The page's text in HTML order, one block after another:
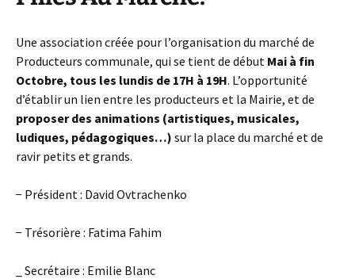
Une association créée pour l’organisation du marché de
Producteurs communale, qui se tient de début Mai à fin
Octobre, tous les lundis de 17H à 19H. L’opportunité
d’établir un lien entre les producteurs et la Mairie, et de
proposer des animations (artistiques, musicales,
ludiques, pédagogiques…) sur la place du marché et de
ravir petits et grands.
− Président : David Ovtrachenko
− Trésorière : Fatima Fahim
_ Secrétaire : Emilie Blanc